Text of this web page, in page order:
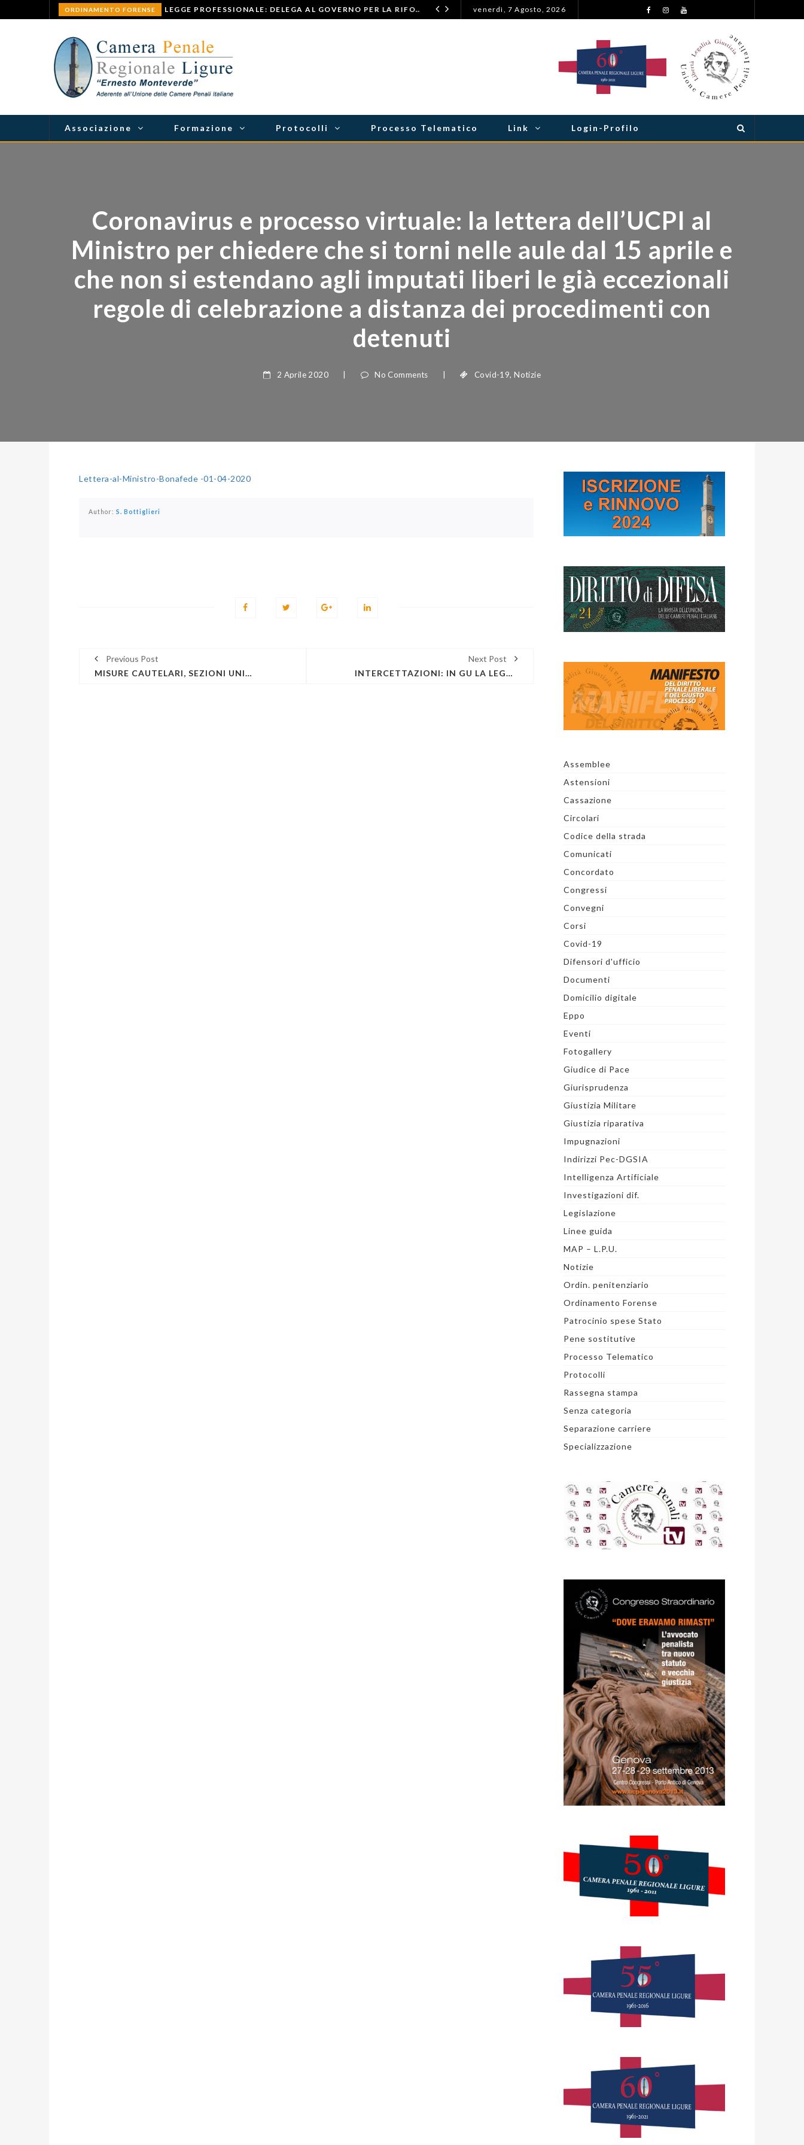
ORDINAMENTO FORENSE LEGGE PROFESSIONALE: DELEGA AL GOVERNO PER LA RIFORMA DELL’ORDINAMENTO FORENSE ASTENSIONI
venerdì, 7 Agosto, 2026
Associazione Formazione Protocolli Processo Telematico Link Login-Profilo
Coronavirus e processo virtuale: la lettera dell’UCPI al
Ministro per chiedere che si torni nelle aule dal 15 aprile e
che non si estendano agli imputati liberi le già eccezionali
regole di celebrazione a distanza dei procedimenti con
detenuti
Lettera-al-Ministro-Bonafede -01-04-2020
Author: S. Bottiglieri
Previous Post
MISURE CAUTELARI, SEZIONI UNITE PENALI: IN CASO DI APPLICAZIONE DI UNA MISURA COERCITIVA DA PARTE DEL TRIBUNALE DEL RIESAME IN ACCOGLIMENTO DELL'APPELLO DEL PM CONTRO LA DECISIONE DEL GIP NON OCCORRE L’INTERROGATORIO DI GARANZIA
Next Post
INTERCETTAZIONI: IN GU LA LEGGE DI CONVERSIONE CON MODIFICAZIONI DEL D.L 30 DICEMBRE 2019, N. 161, RECANTE MODIFICHE URGENTI ALLA DISCIPLINA DELLE INTERCETTAZIONI DI CONVERSAZIONI O COMUNICAZIONI
Assemblee
Astensioni
Cassazione
Circolari
Codice della strada
Comunicati
Concordato
Congressi
Convegni
Corsi
Covid-19
Difensori d'ufficio
Documenti
Domicilio digitale
Eppo
Eventi
Fotogallery
Giudice di Pace
Giurisprudenza
Giustizia Militare
Giustizia riparativa
Impugnazioni
Indirizzi Pec-DGSIA
Intelligenza Artificiale
Investigazioni dif.
Legislazione
Linee guida
MAP – L.P.U.
Notizie
Ordin. penitenziario
Ordinamento Forense
Patrocinio spese Stato
Pene sostitutive
Processo Telematico
Protocolli
Rassegna stampa
Senza categoria
Separazione carriere
Specializzazione